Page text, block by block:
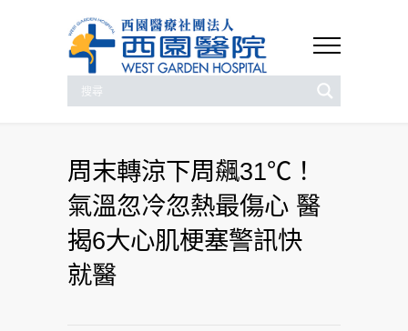
周末轉涼下周飆31℃！
氣溫忽冷忽熱最傷心 醫
揭6大心肌梗塞警訊快
就醫